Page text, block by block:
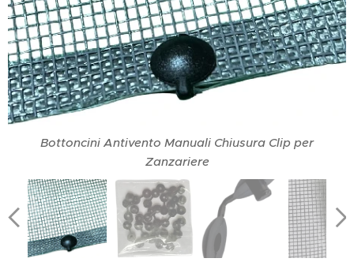
Bottoncini Antivento Manuali Chiusura Clip per
Zanzariere